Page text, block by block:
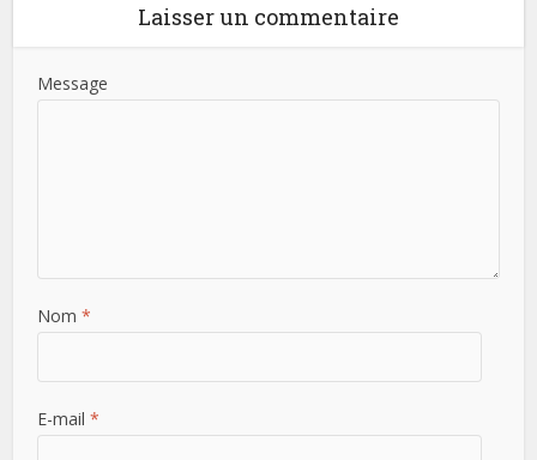
Laisser un commentaire
Message
Nom*
E-mail*